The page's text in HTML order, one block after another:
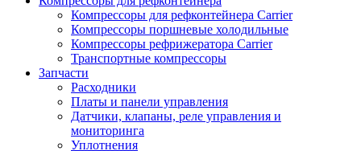
Компрессоры для рефконтейнера Carrier
Компрессоры поршневые холодильные
Компрессоры рефрижератора Carrier
Транспортные компрессоры
Запчасти
Расходники
Платы и панели управления
Датчики, клапаны, реле управления и
мониторинга
Уплотнения